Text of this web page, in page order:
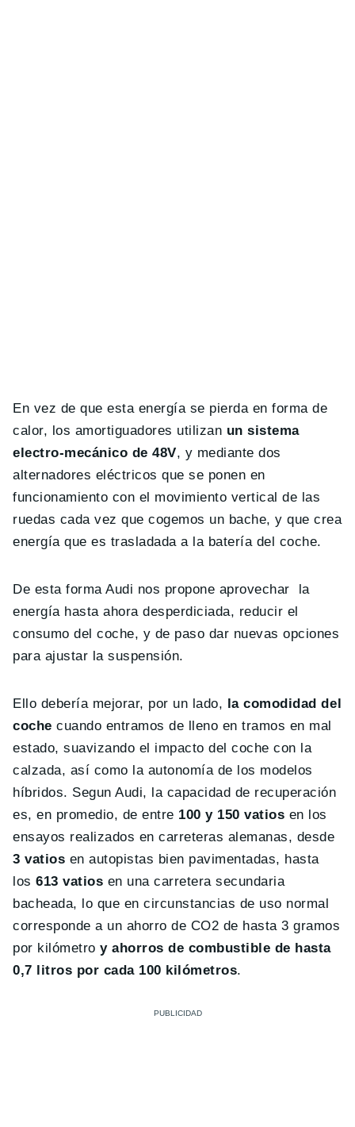
En vez de que esta energía se pierda en forma de
calor, los amortiguadores utilizan un sistema
electro-mecánico de 48V, y mediante dos
alternadores eléctricos que se ponen en
funcionamiento con el movimiento vertical de las
ruedas cada vez que cogemos un bache, y que crea
energía que es trasladada a la batería del coche.
De esta forma Audi nos propone aprovechar la
energía hasta ahora desperdiciada, reducir el
consumo del coche, y de paso dar nuevas opciones
para ajustar la suspensión.
Ello debería mejorar, por un lado,
la comodidad del
coche cuando entramos de lleno en tramos en mal
estado, suavizando el impacto del coche con la
calzada, así como la autonomía de los modelos
híbridos. Segun Audi, la capacidad de recuperación
es, en promedio, de entre 100 y 150 vatios en los
ensayos realizados en carreteras alemanas, desde
3 vatios en autopistas bien pavimentadas, hasta
los613 vatios en una carretera secundaria
bacheada, lo que en circunstancias de uso normal
corresponde a un ahorro de CO2 de hasta 3 gramos
por kilómetroy ahorros de combustible de hasta
0,7 litros por cada 100 kilómetros.